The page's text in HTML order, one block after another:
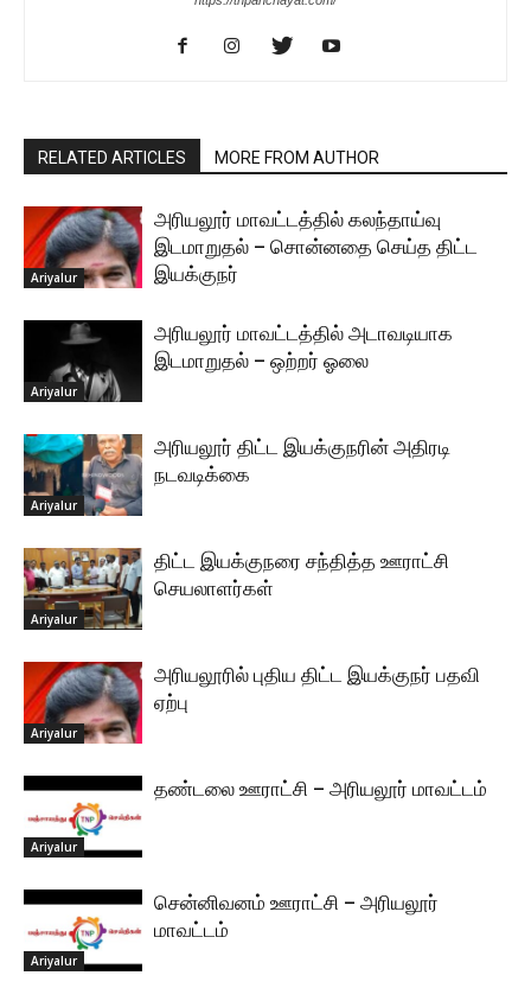
RELATED ARTICLES MORE FROM AUTHOR
Ariyalur
அரியலூர் மாவட்டத்தில் கலந்தாய்வு
இடமாறுதல் – சொன்னதை செய்த திட்ட
இயக்குநர்
Ariyalur
அரியலூர் மாவட்டத்தில் அடாவடியாக
இடமாறுதல் – ஒற்றர் ஓலை
Ariyalur
அரியலூர் திட்ட இயக்குநரின் அதிரடி
நடவடிக்கை
Ariyalur
திட்ட இயக்குநரை சந்தித்த ஊராட்சி
செயலாளர்கள்
Ariyalur
அரியலூரில் புதிய திட்ட இயக்குநர் பதவி
ஏற்பு
Ariyalur
தண்டலை ஊராட்சி – அரியலூர் மாவட்டம்
Ariyalur
சென்னிவனம் ஊராட்சி – அரியலூர்
மாவட்டம்